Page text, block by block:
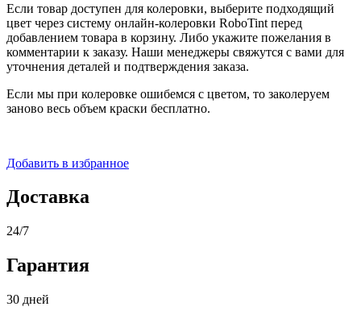
Если товар доступен для колеровки, выберите подходящий
цвет через систему онлайн-колеровки RoboTint перед
добавлением товара в корзину. Либо укажите пожелания в
комментарии к заказу. Наши менеджеры свяжутся с вами для
уточнения деталей и подтверждения заказа.
Если мы при колеровке ошибемся с цветом, то заколеруем
заново весь объем краски бесплатно.
Добавить в избранное
Доставка
24/7
Гарантия
30 дней